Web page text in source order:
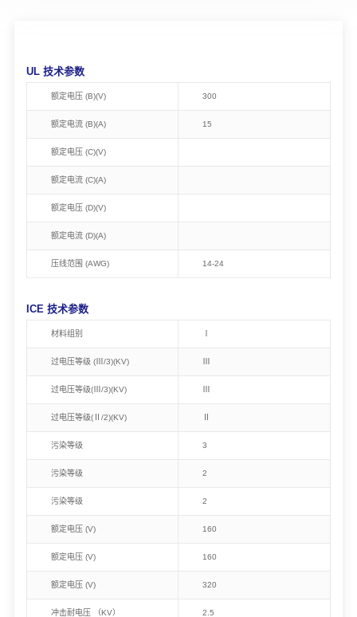
UL 技术参数
额定电压 (B)(V) 300
额定电流 (B)(A) 15
额定电压 (C)(V)
额定电流 (C)(A)
额定电压 (D)(V)
额定电流 (D)(A)
压线范围 (AWG) 14-24
ICE 技术参数
材料组别
过电压等级 (Ⅲ/3)(KV)
过电压等级(Ⅲ/3)(KV)
过电压等级(Ⅱ/2)(KV)
污染等级 3
污染等级 2
污染等级 2
额定电压 (V) 160
额定电压 (V) 160
额定电压 (V) 320
冲击耐电压 （KV） 2.5